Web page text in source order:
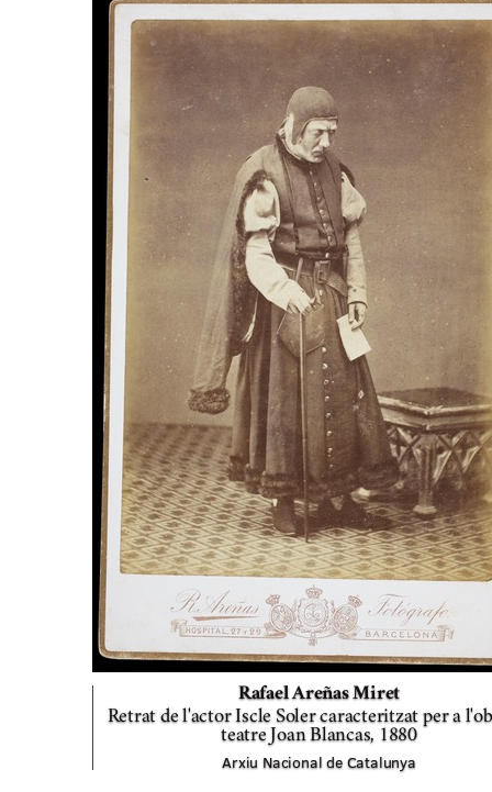
Rafael Areñas Miret
Retrat de l'actor Iscle Soler caracteritzat per a
teatre Joan Blancas, 1880
Arxiu Nacional de Catalunya